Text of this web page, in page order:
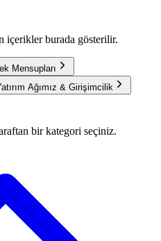
içerikler burada gösterilir.
Mensupları
Ağımız & Girişimcilik
bir kategori seçiniz.